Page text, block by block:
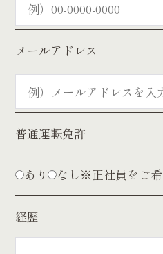
メールアドレス
普通運転免許
あり なし※正社員をご
経歴